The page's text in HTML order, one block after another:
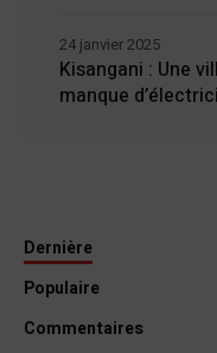
Kisangani : Une
manque
24 janvier 2025
Dernière
Populaire
Commentaires